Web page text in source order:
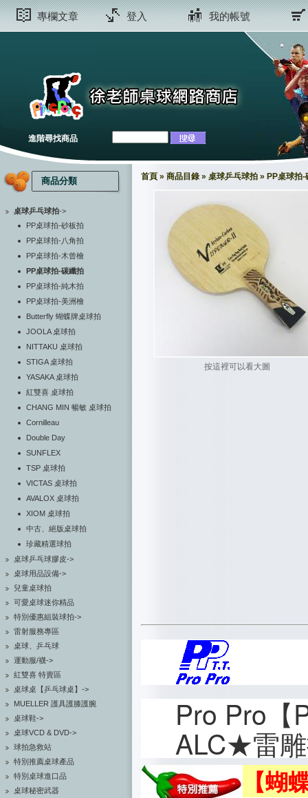
專欄文章 登入 我的帳號
進階尋找商品
商品分類
桌球乒乓球拍->
PP桌球拍-砂板拍
PP桌球拍-八角拍
PP桌球拍-木曾檜
PP桌球拍-碳纖拍
PP桌球拍-純木拍
PP桌球拍-美洲檜
Butterfly 蝴蝶牌桌球拍
JOOLA 桌球拍
NITTAKU 桌球拍
STIGA 桌球拍
YASAKA 桌球拍
紅雙喜 桌球拍
CHANG MIN 暢敏 桌球拍
Cornilleau
Double Day
SUNFLEX
TSP 桌球拍
VICTAS 桌球拍
AVALOX 桌球拍
XIOM 桌球拍
中古、絕版桌球拍
珍藏精選球拍
桌球乒乓球膠皮->
桌球用品設備->
兒童桌球拍
可愛桌球迷你精品
特別優惠組裝球拍->
雷射服務專區
桌球、乒乓球
運動服/襪->
紅雙喜 特賣區
桌球桌【乒乓球桌】->
MUELLER 護具護膝護腕
桌球鞋->
桌球VCD & DVD->
球拍急救站
特別推薦桌球產品
特別桌球進口品
桌球秘密武器
首頁 » 商品目錄» 桌球乒乓球拍 » PP桌球拍-
按這裡可以看大圖
Pro Pro
ALC★雷
【蝴